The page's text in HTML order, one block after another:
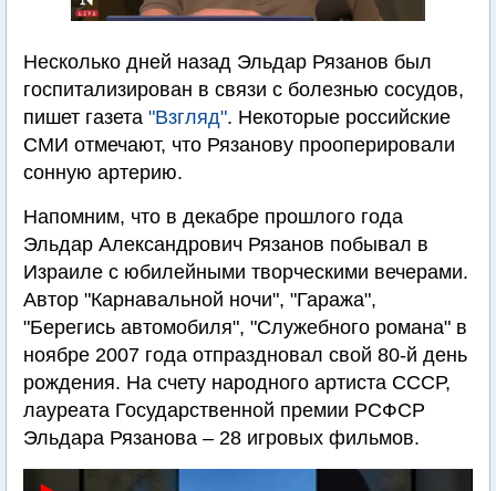
Несколько дней назад Эльдар Рязанов был
госпитализирован в связи с болезнью сосудов,
пишет газета "Взгляд". Некоторые российские
СМИ отмечают, что Рязанову прооперировали
сонную артерию.
Напомним, что в декабре прошлого года
Эльдар Александрович Рязанов побывал в
Израиле с юбилейными творческими вечерами.
Автор "Карнавальной ночи", "Гаража",
"Берегись автомобиля", "Служебного романа" в
ноябре 2007 года отпраздновал свой 80-й день
рождения. На счету народного артиста СССР,
лауреата Государственной премии РСФСР
Эльдара Рязанова – 28 игровых фильмов.